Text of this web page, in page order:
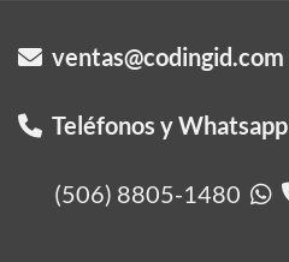
ventas@codingid.com
Teléfonos y Whatsapp
(506) 8805-1480